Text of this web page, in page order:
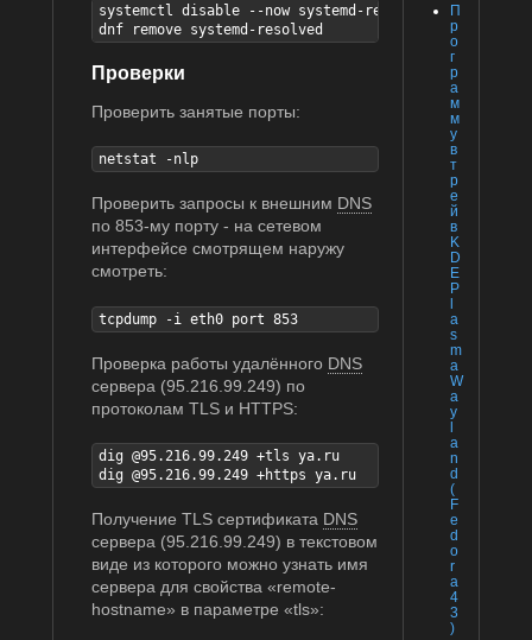
П
р
о
г
р
а
м
м
у
в
т
р
е
й
в
K
D
E
P
a
s
m
a
W
a
y
a
n
d
(
F
e
d
o
r
a
4
3
)
systemctl disable --now systemd-resolved
dnf remove systemd-resolved
Проверки
Проверить занятые порты:
netstat -nlp
Проверить запросы к внешним DNS
по 853-му порту - на сетевом
интерфейсе смотрящем наружу
смотреть:
tcpdump -i eth0 port 853
Проверка работы удалённого DNS
сервера (95.216.99.249) по
протоколам TLS и HTTPS:
dig @95.216.99.249 +tls ya.ru
dig @95.216.99.249 +https ya.ru
Получение TLS сертификата DNS
сервера (95.216.99.249) в текстовом
виде из которого можно узнать имя
сервера для свойства «remote-
hostname» в параметре «tls»: